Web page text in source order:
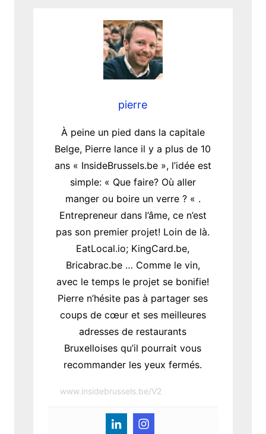
pierre
À peine un pied dans la capitale
Belge, Pierre lance il y a plus de 10
ans « InsideBrussels.be », l’idée est
simple: « Que faire? Où aller
manger ou boire un verre ? « .
Entrepreneur dans l’âme, ce n’est
pas son premier projet! Loin de là.
EatLocal.io; KingCard.be,
Bricabrac.be … Comme le vin,
avec le temps le projet se bonifie!
Pierre n’hésite pas à partager ses
coups de cœur et ses meilleures
adresses de restaurants
Bruxelloises qu’il pourrait vous
recommander les yeux fermés.
www.insidebrussels.be/V2